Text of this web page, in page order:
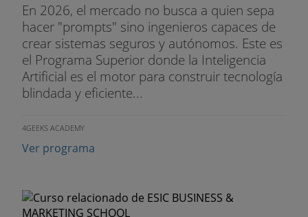
En 2026, el mercado no busca a quien sepa
hacer "prompts" sino ingenieros capaces de
crear sistemas seguros y autónomos. Este es
el Programa Superior donde la Inteligencia
Artificial es el motor para construir tecnología
blindada y eficiente...
4GEEKS ACADEMY
Ver programa